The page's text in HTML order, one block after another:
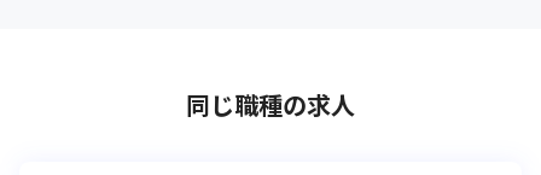
取引先実績としては、GMOクリック証券やパナソニック株式会社
同じ職種の求人